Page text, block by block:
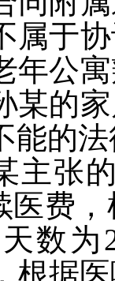
属于
年公
某的
能的
主张
医费
数为
根据